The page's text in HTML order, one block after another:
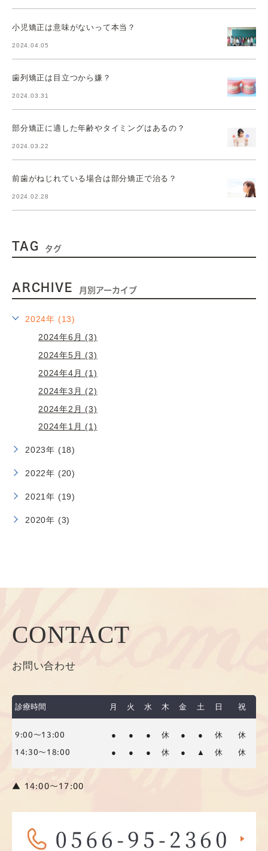
小児矯正は意味がないって本当？
2024.04.05
歯列矯正は目立つから嫌？
2024.03.31
部分矯正に適した年齢やタイミングはあるの？
2024.03.22
前歯がねじれている場合は部分矯正で治る？
2024.02.28
TAG タグ
ARCHIVE 月別アーカイブ
2024年 (13)
2024年6月 (3)
2024年5月 (3)
2024年4月 (1)
2024年3月 (2)
2024年2月 (3)
2024年1月 (1)
2023年 (18)
2022年 (20)
2021年 (19)
2020年 (3)
CONTACT
お問い合わせ
診療時間 月 火 水 木 金 土 日 祝
9:00～13:00 ● ● ● 休 ● ● 休 休
14:30～18:00 ● ● ● 休 ● ▲ 休 休
▲ 14:00〜17:00